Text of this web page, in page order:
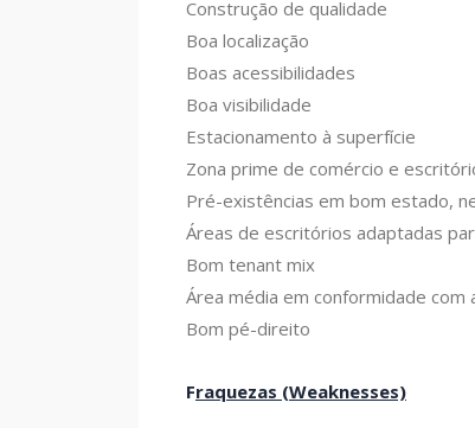
Construção de qualidade
Boa localização
Boas acessibilidades
Boa visibilidade
Estacionamento à superfície
Zona prime de comércio e
Pré-existências em bom estado,
Áreas de escritórios adaptadas
Bom tenant mix
Área média em conformidade
Bom pé-direito
Fraquezas (Weaknesses)